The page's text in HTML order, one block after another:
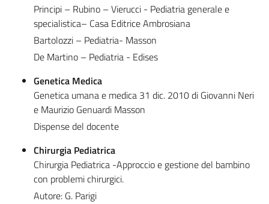
Principi – Rubino – Vierucci - Pediatria generale e
specialistica– Casa Editrice Ambrosiana
Bartolozzi – Pediatria- Masson
De Martino – Pediatria - Edises
Genetica Medica
Genetica umana e medica 31 dic. 2010 di Giovanni Neri
e Maurizio Genuardi Masson
Dispense del docente
Chirurgia Pediatrica
Chirurgia Pediatrica -Approccio e gestione del bambino
con problemi chirurgici.
Autore: G. Parigi